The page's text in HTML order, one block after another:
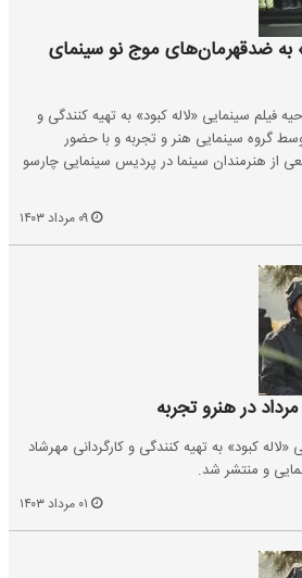
به ضدقهرمان‌های موج نو سینمای
فیلم سینمایی «لاله کبود» به تهیه کنندگی و
گروه سینمایی هنر و تجربه و با حضور
از هنرمندان سینما در پردیس سینمایی چارسو
«لاله کبود» به تهیه کنندگی و کارگردانی مهرشاد
و منتشر شد.